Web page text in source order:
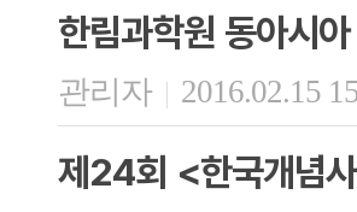
한림과학원 동아시
관리자 | 2016.02.15
제24회 <한국개념